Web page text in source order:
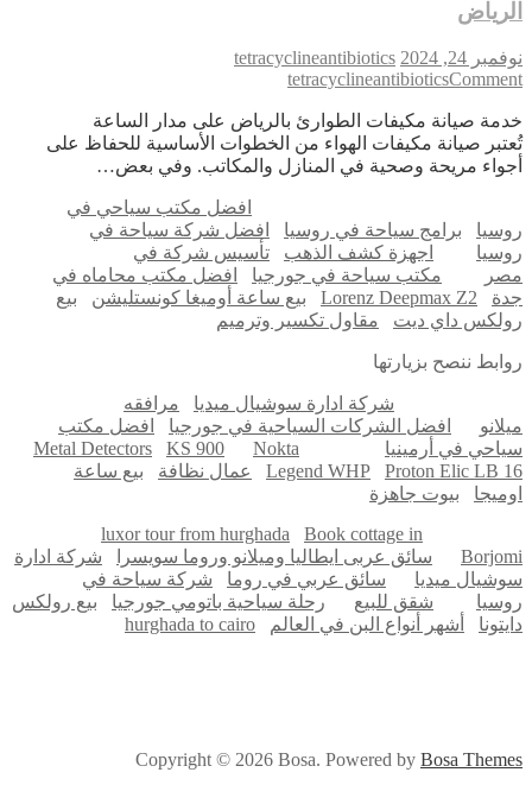
24, 2024
tetracyclineantibiotics
tetracyclineantibiotics
on
صيانة
مكيفات
الطوارئ
الساعة
في
الرياض
صيانة مكيفات الطوارئ بالرياض على مدار الساعة
صيانة مكيفات الهواء من الخطوات الأساسية للحفاظ على
مريحة وصحية في المنازل والمكاتب. وفي بعض…
افضل مكتب سياحي في
برامج سياحة في روسيا
افضل شركة سياحة في
اجهزة كشف الذهب
تأسيس شركة في
مكتب سياحة في جورجيا
افضل مكتب محاماه في
Lorenz Deepmax Z2 بيع ساعة أوميغا كونستليشن
بيع
داي ديت
مقاول تكسير وترميم
ننصح بزيارتها
شركة ادارة سوشيال ميديا
مرافقه
افضل الشركات السياحية في جورجيا
افضل مكتب
في أرمينيا
Metal Detectors KS 900
Nokta
Legend WHP
Proton Elic LB عمال نظافة
بيع ساعة
بيوت جاهزة
luxor tour from hurghada
Book cottage in
سائق عربى ايطاليا وميلانو وروما سويسرا
شركة ادارة
ميديا
سائق عربي في روما
شركة سياحة في
شقق للبيع رحلة سياحية باتومي جورجيا
بيع رولكس
أشهر أنواع البن في العالم hurghada to cairo
Copyright © 2026 Bosa. Powered byBosa